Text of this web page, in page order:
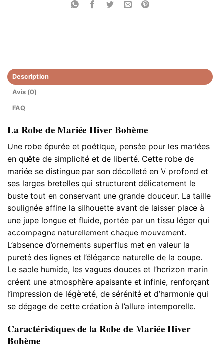
Description
Avis (0)
FAQ
La Robe de Mariée Hiver Bohème
Une robe épurée et poétique, pensée pour les mariées
en quête de simplicité et de liberté. Cette robe de
mariée se distingue par son décolleté en V profond et
ses larges bretelles qui structurent délicatement le
buste tout en conservant une grande douceur. La taille
soulignée affine la silhouette avant de laisser place à
une jupe longue et fluide, portée par un tissu léger qui
accompagne naturellement chaque mouvement.
L’absence d’ornements superflus met en valeur la
pureté des lignes et l’élégance naturelle de la coupe.
Le sable humide, les vagues douces et l’horizon marin
créent une atmosphère apaisante et infinie, renforçant
l’impression de légèreté, de sérénité et d’harmonie qui
se dégage de cette création à l’allure intemporelle.
Caractéristiques de la Robe de Mariée Hiver
Bohème